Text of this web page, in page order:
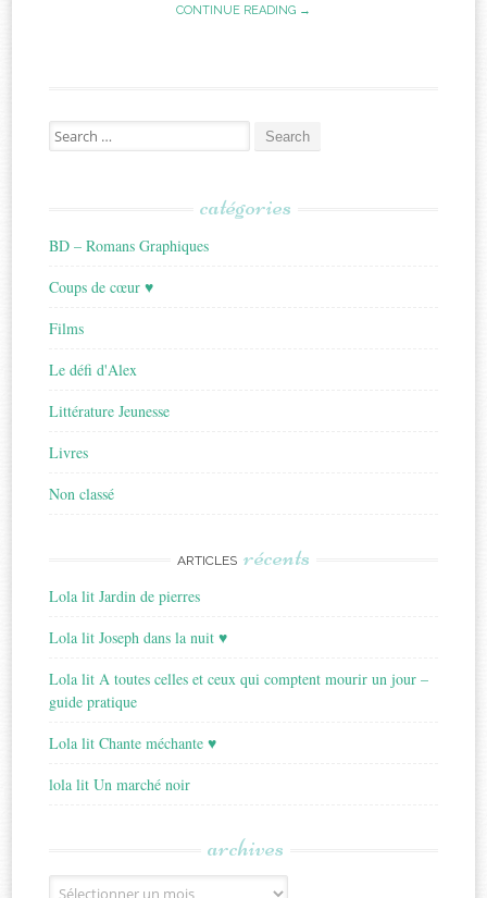
CONTINUE READING →
Search
for:
catégories
BD – Romans Graphiques
Coups de cœur ♥
Films
Le défi d'Alex
Littérature Jeunesse
Livres
Non classé
ARTICLES récents
Lola lit Jardin de pierres
Lola lit Joseph dans la nuit ♥
Lola lit A toutes celles et ceux qui comptent mourir un jour –
guide pratique
Lola lit Chante méchante ♥
lola lit Un marché noir
archives
Archives